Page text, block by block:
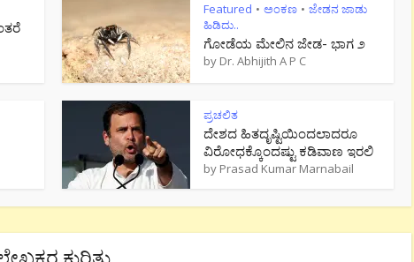
Featured • ಅಂಕಣ • ಜೇಡನ ಜಾಡು
ಹಿಡಿದು..
ಗೋಡೆಯ ಮೇಲಿನ ಜೇಡ- ಭಾಗ ೨
by Dr. Abhijith A P C
ಪ್ರಚಲಿತ
ದೇಶದ ಹಿತದೃಷ್ಟಿಯಿಂದಲಾದರೂ
ವಿರೋಧಕ್ಕೊಂದಷ್ಟು ಕಡಿವಾಣ ಇರಲಿ
by Prasad Kumar Marnabail